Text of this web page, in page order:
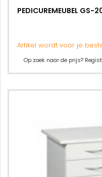
PEDICUREMEUBEL GS-
Artikel wordt voor je
Op zoek naar de prijs?